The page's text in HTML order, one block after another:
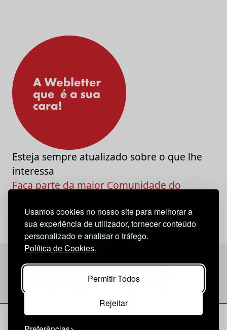
Usamos cookies no nosso site para melhorar a
sua experiência de utilizador, fornecer conteúdo
personalizado e analisar o tráfego.
Política de Cookies.
Permitir Todos
Rejeitar
Esteja sempre atualizado sobre o que lhe
interessa
Faça parte da maior Comunidade do